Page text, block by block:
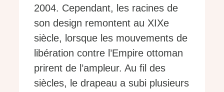
2004. Cependant, les racines de
son design remontent au XIXe
siècle, lorsque les mouvements de
libération contre l’Empire ottoman
prirent de l’ampleur. Au fil des
siècles, le drapeau a subi plusieurs